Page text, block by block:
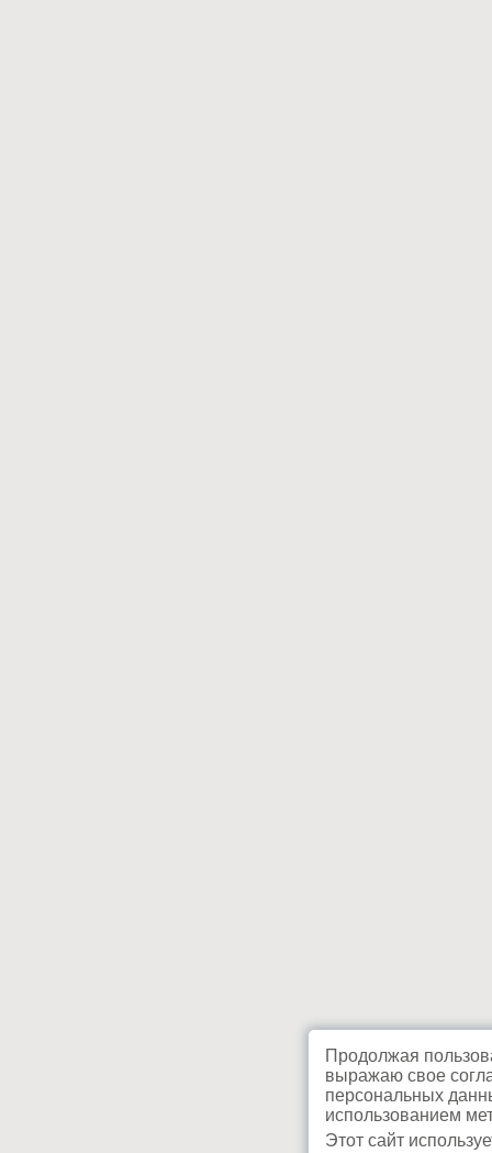
Продолжая
выражаю свое
персональных
использованием
Этот сайт